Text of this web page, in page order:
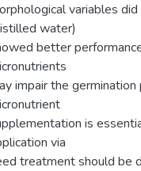
variables
water)
better
impair the
is
via
treatment should be